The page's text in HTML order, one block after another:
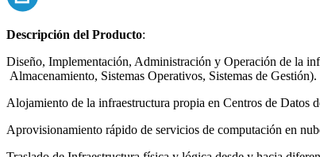
Descripción del Producto:
Diseño, Implementación, Administración y Operación de la
Almacenamiento, Sistemas Operativos, Sistemas de Gestión).
Alojamiento de la infraestructura propia en Centros de Datos
Aprovisionamiento rápido de servicios de computación en